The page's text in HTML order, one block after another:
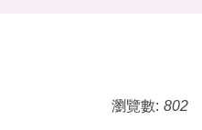
瀏覽數: 802